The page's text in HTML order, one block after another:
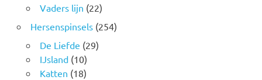
Vaders lijn (22)
Hersenspinsels(254)
De Liefde (29)
IJsland(10)
Katten (18)